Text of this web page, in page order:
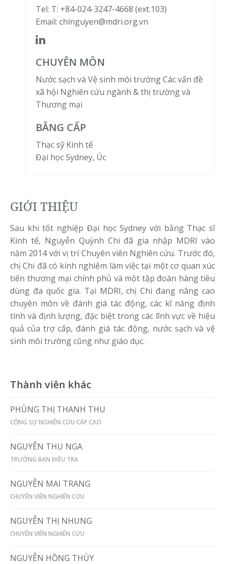
Tel: T: +84-024-3247-4668 (ext.103)
Email: chinguyen@mdri.org.vn
CHUYÊN MÔN
Nước sạch và Vệ sinh môi trường Các vấn đề
xã hội Nghiên cứu ngành & thị trường và
Thương mại
BẰNG CẤP
Thạc sỹ Kinh tế
Đại học Sydney, Úc
GIỚI THIỆU
Sau khi tốt nghiệp Đại học Sydney với bằng Thạc sĩ
Kinh tế, Nguyễn Quỳnh Chi đã gia nhập MDRI vào
năm 2014 với vị trí Chuyên viên Nghiên cứu. Trước đó,
chị Chi đã có kinh nghiệm làm việc tại một cơ quan xúc
tiến thương mại chính phủ và một tập đoàn hàng tiêu
dùng đa quốc gia. Tại MDRI, chị Chi đang nâng cao
chuyên môn về đánh giá tác động, các kĩ năng định
tính và định lượng, đặc biệt trong các lĩnh vực về hiệu
quả của trợ cấp, đánh giá tác động, nước sạch và vệ
sinh môi trường cũng như giáo dục.
Thành viên khác
PHÙNG THỊ THANH THU
CỘNG SỰ NGHIÊN CỨU CẤP CAO
NGUYỄN THU NGA
TRƯỞNG BAN ĐIỀU TRA
NGUYỄN MAI TRANG
CHUYÊN VIÊN NGHIÊN CỨU
NGUYỄN THỊ NHUNG
CHUYÊN VIÊN NGHIÊN CỨU
NGUYỄN HỒNG THÙY